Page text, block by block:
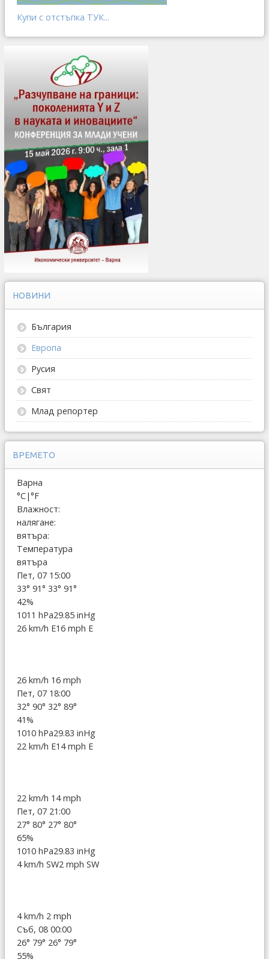
Купи с отстъпка ТУК...
НОВИНИ
България
Европа
Русия
Свят
Млад репортер
ВРЕМЕТО
Варна
°C|°F
Влажност:
налягане:
вятъра:
Температура
вятъра
Пет, 07 15:00
33° 91° 33° 91°
42%
1011 hPa29.85 inHg
26 km/h E16 mph E
26 km/h 16 mph
Пет, 07 18:00
32° 90° 32° 89°
41%
1010 hPa29.83 inHg
22 km/h E14 mph E
22 km/h 14 mph
Пет, 07 21:00
27° 80° 27° 80°
65%
1010 hPa29.83 inHg
4 km/h SW2 mph SW
4 km/h 2 mph
Съб, 08 00:00
26° 79° 26° 79°
55%